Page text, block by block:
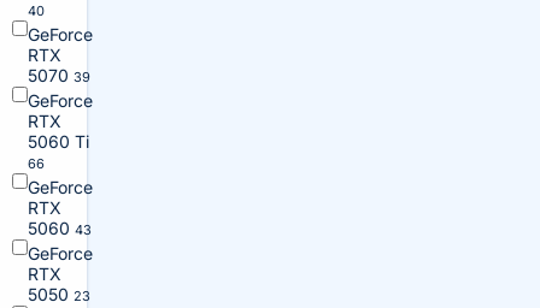
40
GeForce
RTX
5070 39
GeForce
RTX
5060 Ti
66
GeForce
RTX
5060 43
GeForce
RTX
5050 23